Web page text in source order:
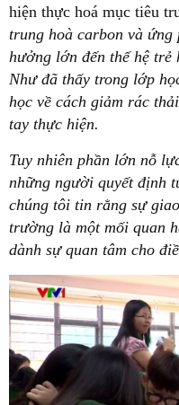
hiện thực hoá mục tiêu
trung hoà carbon và
hưởng lớn đến thế hệ
Như đã thấy trong lớp
học về cách giảm rác
tay thực hiện.
Tuy nhiên phần lớn nỗ
những người quyết định
chúng tôi tin rằng sự
trường là một mối quan
dành sự quan tâm cho